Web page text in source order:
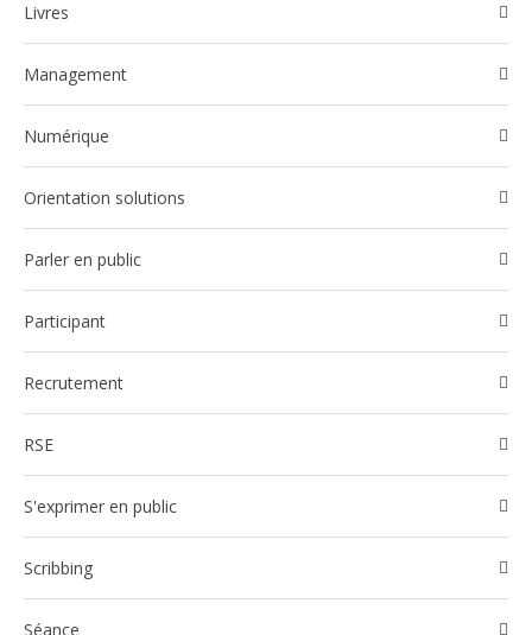
Livres
Management
Numérique
Orientation solutions
Parler en public
participant
Recrutement
RSE
S'exprimer en public
Scribbing
Séance